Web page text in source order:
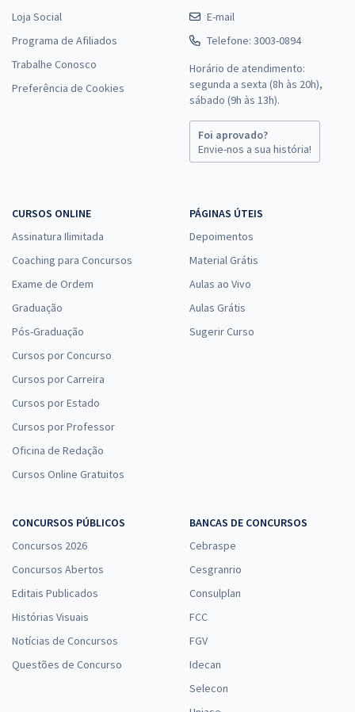
Loja Social
Programa de Afiliados
Trabalhe Conosco
Preferência de Cookies
E-mail
Telefone: 3003-0894
Horário de atendimento:
segunda a sexta (8h às 20h),
sábado (9h às 13h).
Foi aprovado?
Envie-nos a sua história!
CURSOS ONLINE
Assinatura Ilimitada
Coaching para Concursos
Exame de Ordem
Graduação
Pós-Graduação
Cursos por Concurso
Cursos por Carreira
Cursos por Estado
Cursos por Professor
Oficina de Redação
Cursos Online Gratuitos
PÁGINAS ÚTEIS
Depoimentos
Material Grátis
Aulas ao Vivo
Aulas Grátis
Sugerir Curso
CONCURSOS PÚBLICOS
Concursos 2026
Concursos Abertos
Editais Publicados
Histórias Visuais
Notícias de Concursos
Questões de Concurso
BANCAS DE CONCURSOS
Cebraspe
Cesgranrio
Consulplan
FCC
FGV
Idecan
Selecon